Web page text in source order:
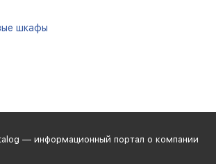
шкафы
— информационный портал о компании